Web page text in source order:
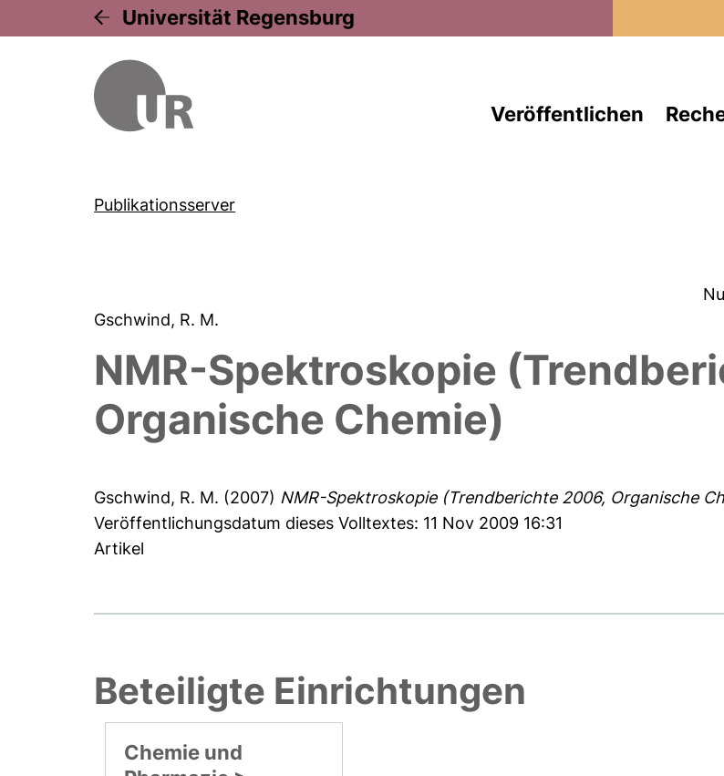
Universität Regensburg
Veröffentlichen
Publikationsserver
Gschwind, R. M.
NMR-Spektroskopie
Organische Chemie)
Gschwind, R. M. (2007) NMR-Spektroskopie (Trendberichte 2006, Organische
Veröffentlichungsdatum dieses Volltextes: 11 Nov 2009 16:31
Artikel
Beteiligte Einrichtungen
Chemie und